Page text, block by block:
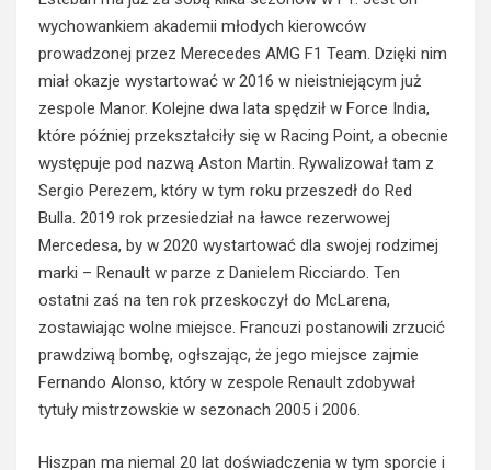
wychowankiem akademii młodych kierowców
prowadzonej przez Merecedes AMG F1 Team. Dzięki nim
miał okazje wystartować w 2016 w nieistniejącym już
zespole Manor. Kolejne dwa lata spędził w Force India,
które później przekształciły się w Racing Point, a obecnie
występuje pod nazwą Aston Martin. Rywalizował tam z
Sergio Perezem, który w tym roku przeszedł do Red
Bulla. 2019 rok przesiedział na ławce rezerwowej
Mercedesa, by w 2020 wystartować dla swojej rodzimej
marki – Renault w parze z Danielem Ricciardo. Ten
ostatni zaś na ten rok przeskoczył do McLarena,
zostawiając wolne miejsce. Francuzi postanowili zrzucić
prawdziwą bombę, ogłszając, że jego miejsce zajmie
Fernando Alonso, który w zespole Renault zdobywał
tytuły mistrzowskie w sezonach 2005 i 2006.
Hiszpan ma niemal 20 lat doświadczenia w tym sporcie i